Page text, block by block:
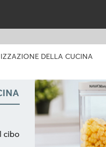
DELLA CUCINA
cibo